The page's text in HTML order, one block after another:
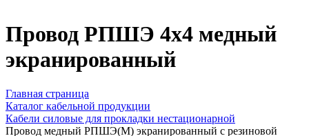
Провод РПШЭ 4x4 медный
экранированный
Главная страница
Каталог кабельной продукции
Кабели силовые для прокладки нестационарной
Провод медный РПШЭ(М) экранированный с резиновой